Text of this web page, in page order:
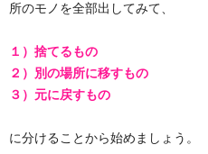
所のモノを全部出してみて、
１）捨てるもの
２）別の場所に移すもの
３）元に戻すもの
に分けることから始めましょう。